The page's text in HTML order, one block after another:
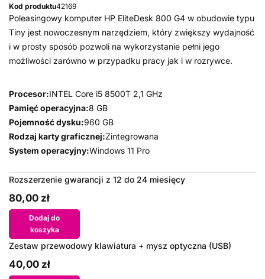
Kod produktu42169
Poleasingowy komputer HP EliteDesk 800 G4 w obudowie typu
Tiny jest nowoczesnym narzędziem, który zwiększy wydajność
i w prosty sposób pozwoli na wykorzystanie pełni jego
możliwości zarówno w przypadku pracy jak i w rozrywce.
Procesor:INTEL Core i5 8500T 2,1 GHz
Pamięć operacyjna:8 GB
Pojemność dysku:960 GB
Rodzaj karty graficznej:Zintegrowana
System operacyjny:Windows 11 Pro
Rozszerzenie gwarancji z 12 do 24 miesięcy
80,00 zł
Dodaj do
koszyka
Zestaw przewodowy klawiatura + mysz optyczna (USB)
40,00 zł